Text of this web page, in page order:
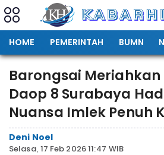
HOME PEMERINTAH BUMN
Barongsai Meriahkan
Daop 8 Surabaya
Nuansa Imlek Penuh
Deni Noel
Selasa, 17 Feb 2026 11:47 WIB